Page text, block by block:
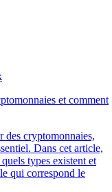
et comment
des cryptomonnaies,
Dans cet article,
types existent et
qui correspond le